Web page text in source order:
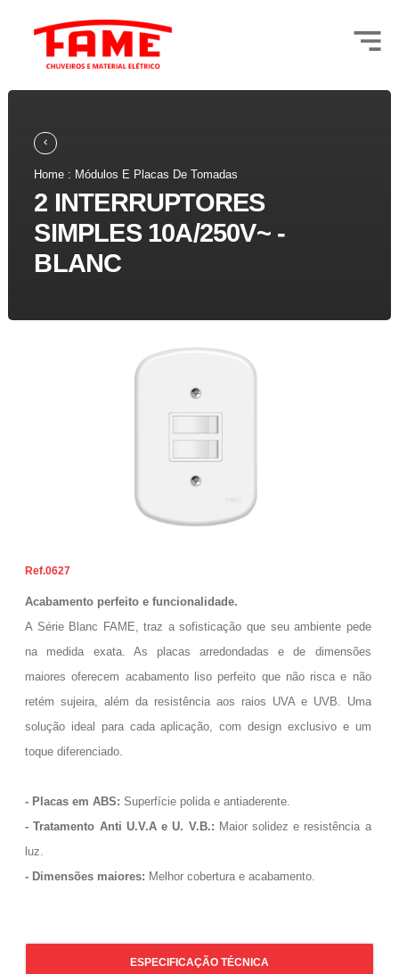
Home : Módulos E Placas De Tomadas
2 INTERRUPTORES
SIMPLES 10A/250V~ -
BLANC
0627
Acabamento perfeito e funcionalidade.
A Série Blanc FAME, traz a sofisticação que seu ambiente pede
na medida exata. As placas arredondadas e de dimensões
maiores oferecem acabamento liso perfeito que não risca e não
retém sujeira, além da resistência aos raios UVA e UVB. Uma
solução ideal para cada aplicação, com design exclusivo e um
toque diferenciado.
- Placas em ABS:Superfície polida e antiaderente.
- Tratamento Anti U.V.A e U. V.B.: Maior solidez e resistência a
luz.
- Dimensões maiores: Melhor cobertura e acabamento.
ESPECIFICAÇÃO TÉCNICA